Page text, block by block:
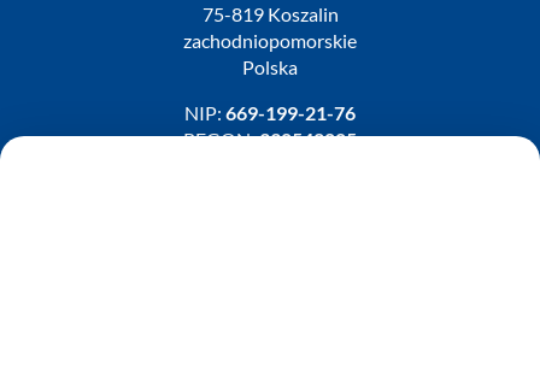
75-819 Koszalin
zachodniopomorskie
Polska
NIP: 669-199-21-76
REGON:330542085